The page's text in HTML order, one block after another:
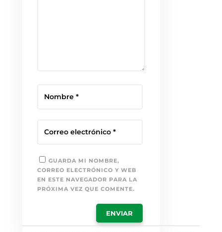
GUARDA MI NOMBRE,
CORREO ELECTRÓNICO Y WEB
EN ESTE NAVEGADOR PARA LA
PRÓXIMA VEZ QUE COMENTE.